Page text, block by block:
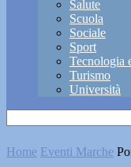
Salute
Scuola
Sociale
Sport
Tecnologia
Turismo
Università
Home Eventi Marche